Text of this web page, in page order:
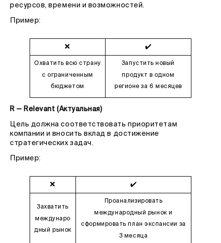
ресурсов, времени и возможностей.
Пример:
❌ ✔️
Охватить всю страну
с ограниченным
бюджетом
Запустить новый
продукт в одном
регионе за 6 месяцев
R — Relevant (Актуальная)
Цель должна соответствовать приоритетам
компании и вносить вклад в достижение
стратегических задач.
Пример:
❌ ✔️
Захватить
междунаро
дный рынок
Проанализировать
международный рынок и
сформировать план экспансии за
3 месяца